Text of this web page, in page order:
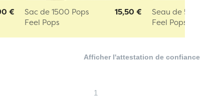
€
Sac de 1500 Pops
Feel Pops
15,50 €
Seau de 500
Feel Pops
Afficher l'attestation de confiance
1